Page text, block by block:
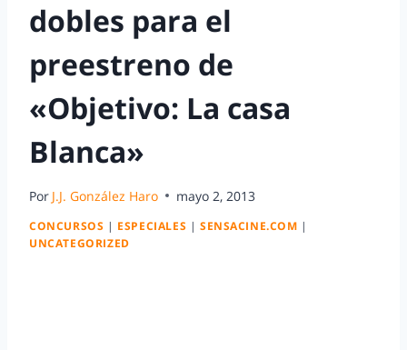
dobles para el
preestreno de
«Objetivo: La casa
Blanca»
Por J.J. González Haro mayo 2, 2013
CONCURSOS | ESPECIALES | SENSACINE.COM |
UNCATEGORIZED